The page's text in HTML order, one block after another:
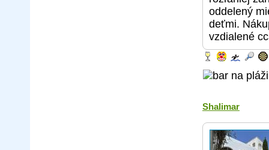
oddelený
deťmi.
vzdialené
Shalimar